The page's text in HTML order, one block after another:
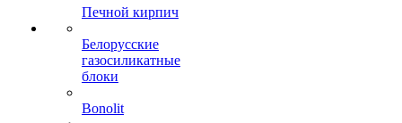
Печной кирпич
Белорусские
газосиликатные
блоки
Bonolit